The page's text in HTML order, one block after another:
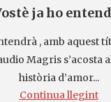
ja ho
, amb aquest
Magris s’acosta
història d’amor...
Continua llegint